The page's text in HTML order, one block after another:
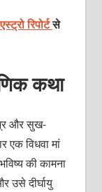
रिपोर्टसे
कथा
और सुख-
एक विधवा मां
की कामना
उसे दीर्घायु